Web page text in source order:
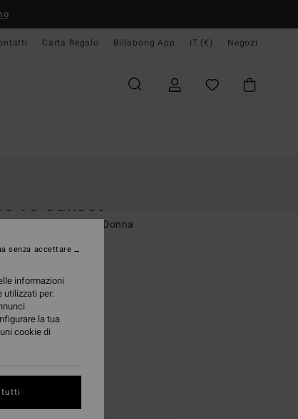
Carta Regalo Billabong App IT (€) Negozi
To Sunset
maniche corte Rosa Donna
25%
Pink
informazioni
utilizzati per:
la tua
cookie di
senza accettare
tutti